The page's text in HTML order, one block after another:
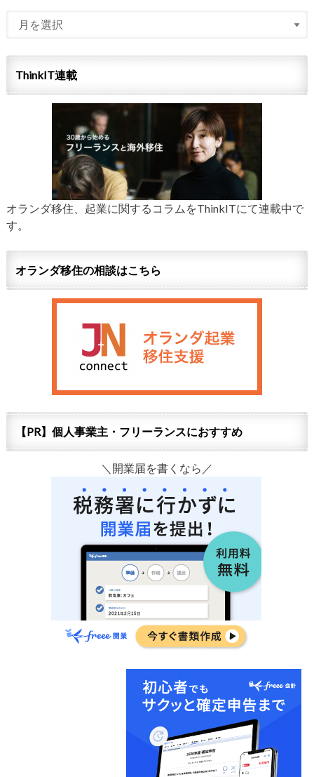
ThinkIT連載
オランダ移住、起業に関するコラムをThinkITにて連載中で
す。
オランダ移住の相談はこちら
【PR】個人事業主・フリーランスにおすすめ
＼開業届を書くなら／